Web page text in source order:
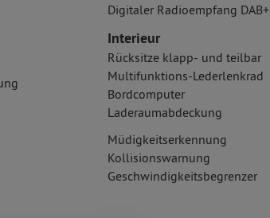
Digitaler Radioempfang DAB+
Interieur
Rücksitze klapp- und teilbar
Multifunktions-Lederlenkrad
Bordcomputer
Laderaumabdeckung
Müdigkeitserkennung
Kollisionswarnung
Geschwindigkeitsbegrenzer